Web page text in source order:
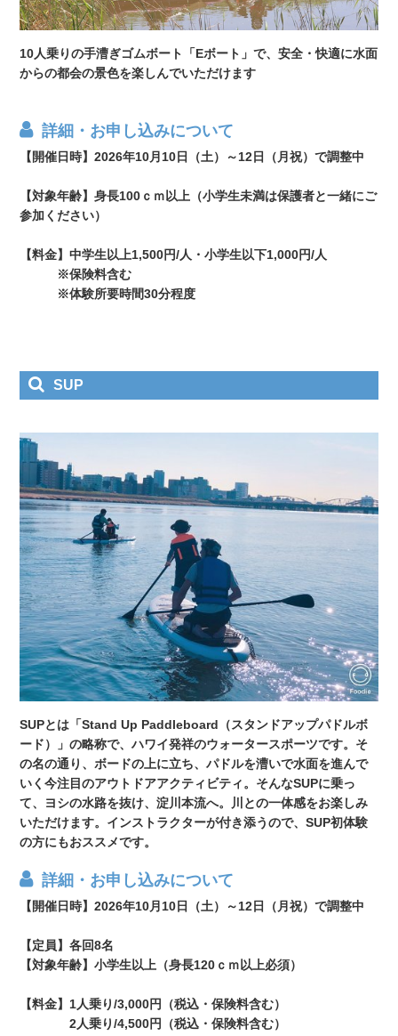
10人乗りの手漕ぎゴムボート「Eボート」で、安全・快適に水面
からの都会の景色を楽しんでいただけます
詳細・お申し込みについて
【開催日時】2026年10月10日（土）～12日（月祝）で調整中
【対象年齢】身長100ｃｍ以上（小学生未満は保護者と一緒にご
参加ください）
【料金】中学生以上1,500円/人・小学生以下1,000円/人
※保険料含む
※体験所要時間30分程度
SUP
SUPとは「Stand Up Paddleboard（スタンドアップパドルボ
ード）」の略称で、ハワイ発祥のウォータースポーツです。そ
の名の通り、ボードの上に立ち、パドルを漕いで水面を進んで
いく今注目のアウトドアアクティビティ。そんなSUPに乗っ
て、ヨシの水路を抜け、淀川本流へ。川との一体感をお楽しみ
いただけます。インストラクターが付き添うので、SUP初体験
の方にもおススメです。
詳細・お申し込みについて
【開催日時】2026年10月10日（土）～12日（月祝）で調整中
【定員】各回8名
【対象年齢】小学生以上（身長120ｃｍ以上必須）
【料金】1人乗り/3,000円（税込・保険料含む）
2人乗り/4,500円（税込・保険料含む）